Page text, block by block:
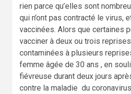
rien parce qu’elles sont
qui n’ont pas contracté le virus,
vaccinées. Alors que certaines
vacciner à deux ou trois
contaminées à plusieurs
femme âgée de 30 ans , en
fiévreuse durant deux jours
contre la maladie du